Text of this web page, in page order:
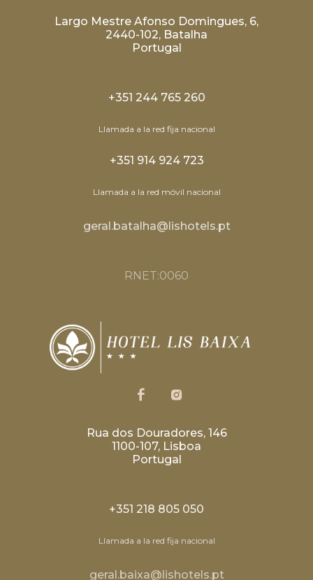
Largo Mestre Afonso Domingues, 6,
2440-102, Batalha
Portugal
+351 244 765 260
Llamada a la red fija nacional
+351 914 924 723
Llamada a la red móvil nacional
geral.batalha@lishotels.pt
RNET:0060
Rua dos Douradores, 146
1100-107, Lisboa
Portugal
+351 218 805 050
Llamada a la red fija nacional
geral.baixa@lishotels.pt